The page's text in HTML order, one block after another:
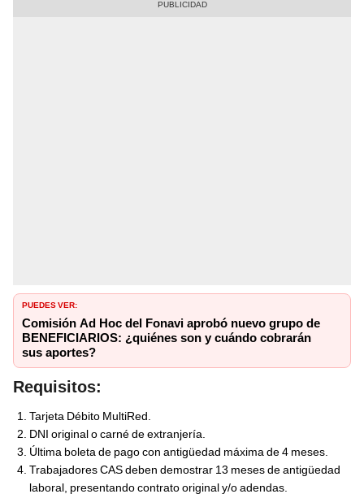
PUEDES VER:
Comisión Ad Hoc del Fonavi aprobó nuevo grupo de
BENEFICIARIOS: ¿quiénes son y cuándo cobrarán
sus aportes?
Requisitos:
Tarjeta Débito MultiRed.
DNI original o carné de extranjería.
Última boleta de pago con antigüedad máxima de 4 meses.
Trabajadores CAS deben demostrar 13 meses de antigüedad
laboral, presentando contrato original y/o adendas.